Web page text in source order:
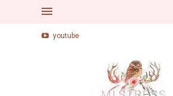
facebook
youtube